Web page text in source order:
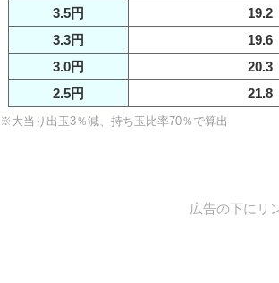
3.5円
19.2
3.3円
19.6
3.0円
20.3
2.5円
21.8
※大当り出玉3％減、持ち玉比率70％で算出
広告の下にリ